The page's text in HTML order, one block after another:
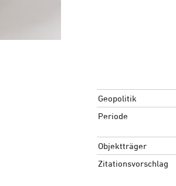
Geopolitik
Periode
Objektträger
Zitationsvorschlag